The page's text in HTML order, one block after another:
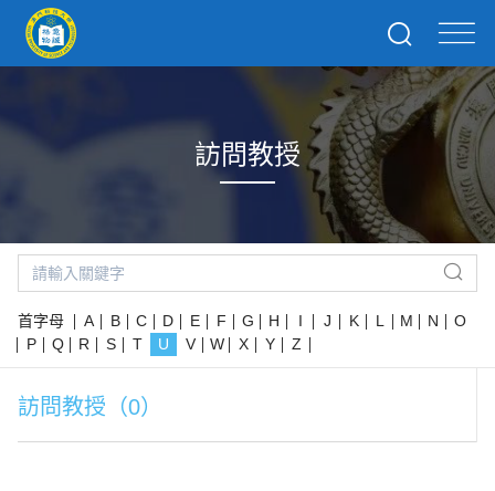
訪問教授
首字母 A B C D E F G H I J K L M N
O
P
Q R S T U V W X Y Z
訪問教授（0）